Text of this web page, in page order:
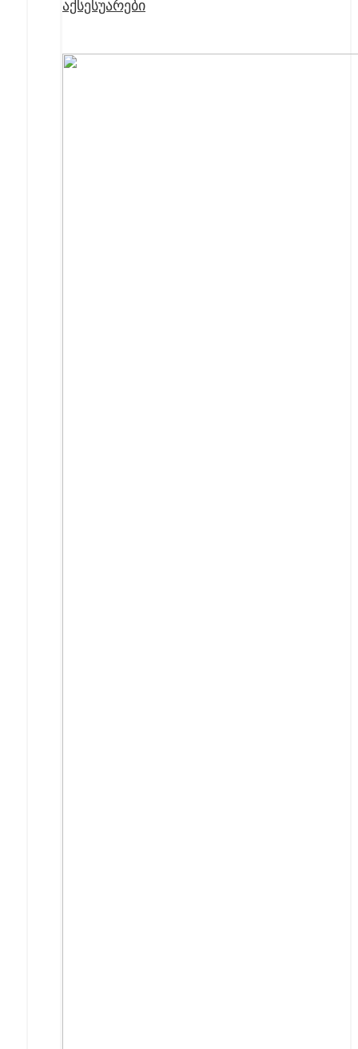
აქსესუარები